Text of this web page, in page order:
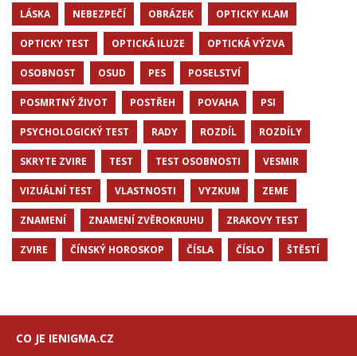
LÁSKA NEBEZPEČÍ OBRÁZEK OPTICKY KLAM
OPTICKY TEST OPTICKÁ ILUZE OPTICKÁ VÝZVA
OSOBNOST OSUD PES POSELSTVÍ
POSMRTNÝ ŽIVOT POSTŘEH POVAHA PSI
PSYCHOLOGICKÝ TEST RADY ROZDÍL ROZDÍLY
SKRYTE ZVIRE TEST TEST OSOBNOSTI VESMIR
VIZUÁLNÍ TEST VLASTNOSTI VYZKUM ZEME
ZNAMENÍ ZNAMENÍ ZVĚROKRUHU ZRAKOVY TEST
ZVIRE ČÍNSKÝ HOROSKOP ČÍSLA ČÍSLO ŠTĚSTÍ
CO JE IENIGMA.CZ